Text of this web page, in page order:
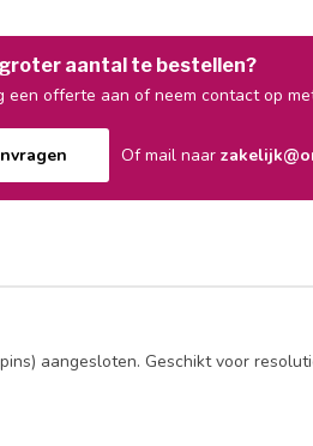
aantal te bestellen?
een offerte aan of neem contact op
Of mail naar
aangesloten. Geschikt voor